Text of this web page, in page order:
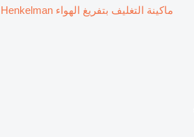
ماكينة التغليف بتفريغ الهواء Henkelman